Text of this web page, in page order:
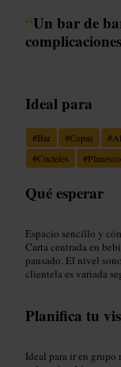
“Un bar de
complicaciones
Ideal para
#Bar #Copas #
#Cocteles #
Qué esperar
Espacio sencillo y
Carta centrada en
pausado. El nivel
clientela es variada
Planifica tu
Ideal para ir en grupo